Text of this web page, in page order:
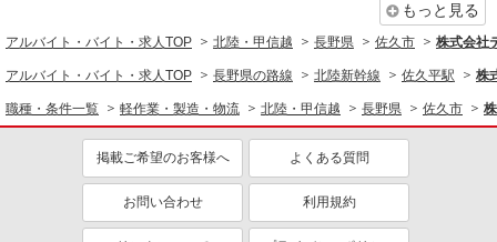
もっと見る
アルバイト・バイト・求人TOP 北陸・甲信越 長野県 佐久市 株式会社
アルバイト・バイト・求人TOP 長野県の路線 北陸新幹線 佐久平駅 株
職種・条件一覧 軽作業・製造・物流 北陸・甲信越 長野県 佐久市
掲載ご希望のお客様へ よくある質問
お問い合わせ 利用規約